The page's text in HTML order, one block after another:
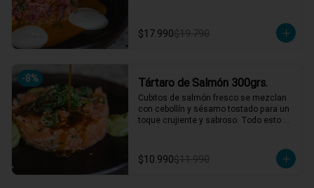
que eleva cada bocado. ¡Un clásico
reinventado que te hará volver por más!
*El peso neto corresponde al producto
en su presentación completa, salsas o
acompañamientos incluidos.
$17.990$19.790
-8% Tártaro de Salmón 300grs.
Cubitos de salmón fresco se mezclan
con cebollín y sésamo tostado para un
toque crujiente y sabroso. Todo esto
cilantro. ¡Un tártaro que combina
frescura y sabor en cada bocado! 🍣✨
$10.990$11.990